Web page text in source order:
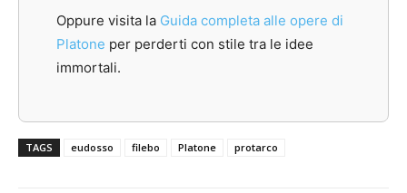
Oppure visita la Guida completa alle opere di
Platone per perderti con stile tra le idee
immortali.
TAGS eudosso filebo Platone protarco